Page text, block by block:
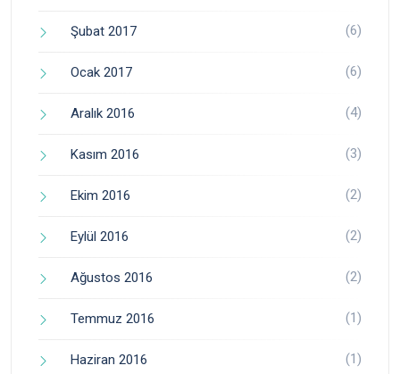
Şubat 2017 (6)
Ocak 2017 (6)
Aralık 2016 (4)
Kasım 2016 (3)
Ekim 2016 (2)
Eylül 2016 (2)
Ağustos 2016 (2)
Temmuz 2016 (1)
Haziran 2016 (1)